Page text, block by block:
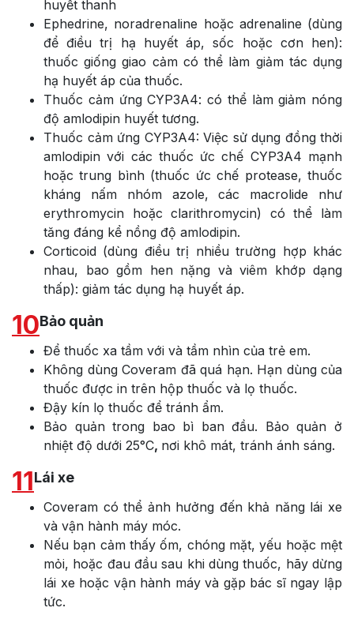
huyết thanh
Ephedrine, noradrenaline hoặc adrenaline (dùng
để điều trị hạ huyết áp, sốc hoặc cơn hen):
thuốc giống giao cảm có thể làm giảm tác dụng
hạ huyết áp của thuốc.
Thuốc cảm ứng CYP3A4: có thể làm giảm nóng
độ amlodipin huyết tương.
Thuốc cảm ứng CYP3A4: Việc sử dụng đồng thời
amlodipin với các thuốc ức chế CYP3A4 mạnh
hoặc trung bình (thuốc ức chế protease, thuốc
kháng nấm nhóm azole, các macrolide như
erythromycin hoặc clarithromycin) có thể làm
tăng đáng kể nồng độ amlodipin.
Corticoid (dùng điều trị nhiều trường hợp khác
nhau, bao gồm hen nặng và viêm khớp dạng
thấp): giảm tác dụng hạ huyết áp.
10Bảo quản
Để thuốc xa tầm với và tầm nhìn của trẻ em.
Không dùng Coveram đã quá hạn. Hạn dùng của
thuốc được in trên hộp thuốc và lọ thuốc.
Đậy kín lọ thuốc để tránh ẩm.
Bảo quản trong bao bì ban đầu. Bảo quản ở
nhiệt độ dưới 25°C, nơi khô mát, tránh ánh sáng.
11Lái xe
Coveram có thể ảnh hưởng đến khả năng lái xe
và vận hành máy móc.
Nếu bạn cảm thấy ốm, chóng mặt, yếu hoặc mệt
mỏi, hoặc đau đầu sau khi dùng thuốc, hãy dừng
lái xe hoặc vận hành máy và gặp bác sĩ ngay lập
tức.